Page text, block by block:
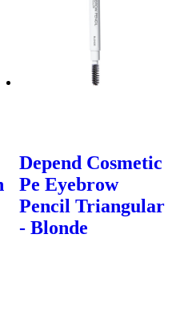
Depend Cosmetic
Pe Eyebrow
Pencil Triangular
- Blonde